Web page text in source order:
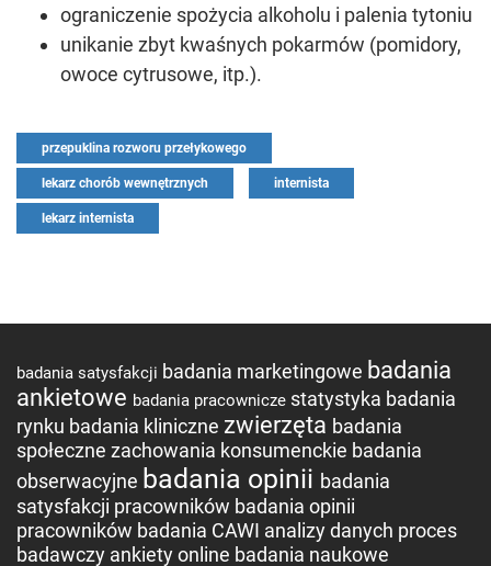
ograniczenie spożycia alkoholu i palenia tytoniu
unikanie zbyt kwaśnych pokarmów (pomidory,
owoce cytrusowe, itp.).
przepuklina rozworu przełykowego
lekarz chorób wewnętrznych internista
lekarz internista
badania satysfakcji badania marketingowe badania
ankietowe badania pracownicze statystyka badania
rynku badania kliniczne zwierzęta badania
społeczne zachowania konsumenckie badania
obserwacyjne badania opinii badania
satysfakcji pracowników badania opinii
pracowników badania CAWI analizy danych proces
badawczy ankiety online badania naukowe